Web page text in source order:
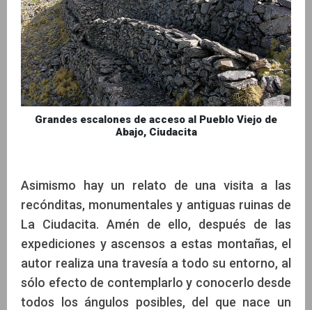
Grandes escalones de acceso al Pueblo Viejo de
Abajo, Ciudacita
Asimismo hay un relato de una visita a las
recónditas, monumentales y antiguas ruinas de
La Ciudacita. Amén de ello, después de las
expediciones y ascensos a estas montañas, el
autor realiza una travesía a todo su entorno, al
sólo efecto de contemplarlo y conocerlo desde
todos los ángulos posibles, del que nace un